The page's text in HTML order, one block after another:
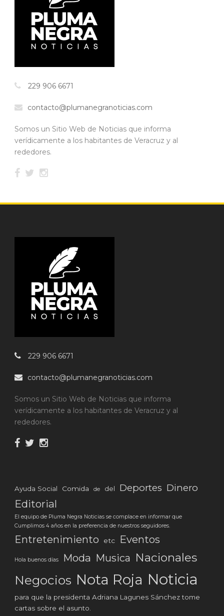
229 906 6671
contacto@plumanegranoticias.com
Somos un Sitio Web de Noticias que informa
verídicamente a los habitantes de Veracruz y al
rededores.
229 906 6671
contacto@plumanegranoticias.com
Somos un Sitio Web de Noticias que informa
verídicamente a los habitantes de Veracruz y al
rededores.
Ayuda Social Comida de del Deportes Dinero
Editorial
El equipo de Pluma Negra Noticias se complace en informar que
Cumplimos 4 años en la preferencia de nuestros seguidores.
Entretenimiento etc Eventos
Hola buenos días Moda Musica Nacionales
Negocios Nota Roja Noticia
para que la presidenta Adriana Lagunes Sánchez tome
cartas sobre el asunto.